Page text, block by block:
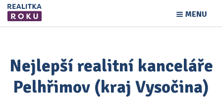
MENU
Nejlepší realitní kanceláře
Pelhřimov (kraj Vysočina)